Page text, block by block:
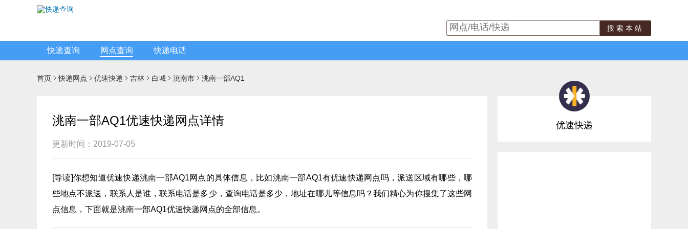
搜索本站
快递查询 网点查询 快递电话
首页 快递网点  优速快递  吉林  白城  洮南市  洮南一部AQ1
洮南一部AQ1优速快递网点详情
更新时间：2019-07-05
[导读]你想知道优速快递洮南一部AQ1网点的具体信息，比如洮南一部AQ1有优速快递网点吗，派送区域有哪些，哪
些地点不派送，联系人是谁，联系电话是多少，查询电话是多少，地址在哪儿等信息吗？我们精心为你搜集了这些网
点信息，下面就是洮南一部AQ1优速快递网点的全部信息。
优速快递